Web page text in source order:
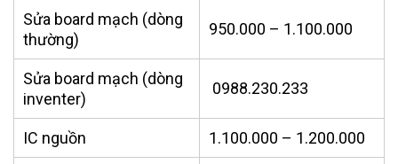
Sửa board mạch (dòng
thường)
950.000 – 1.100.000
Sửa board mạch (dòng
inventer)
0988.230.233
IC nguồn 1.100.000 – 1.200.000